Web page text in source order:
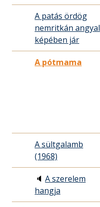
A patás ördög
nemritkán angyal
képében jár
A pótmama
A sültgalamb
(1968)
🔈 A szerelem
hangja